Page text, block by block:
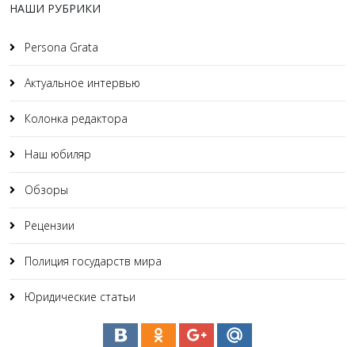
НАШИ РУБРИКИ
Persona Grata
Актуальное интервью
Колонка редактора
Наш юбиляр
Обзоры
Рецензии
Полиция государств мира
Юридические статьи